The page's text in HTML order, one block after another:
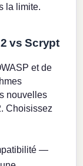
la limite.
vs Scrypt
et de
nouvelles
Choisissez
—